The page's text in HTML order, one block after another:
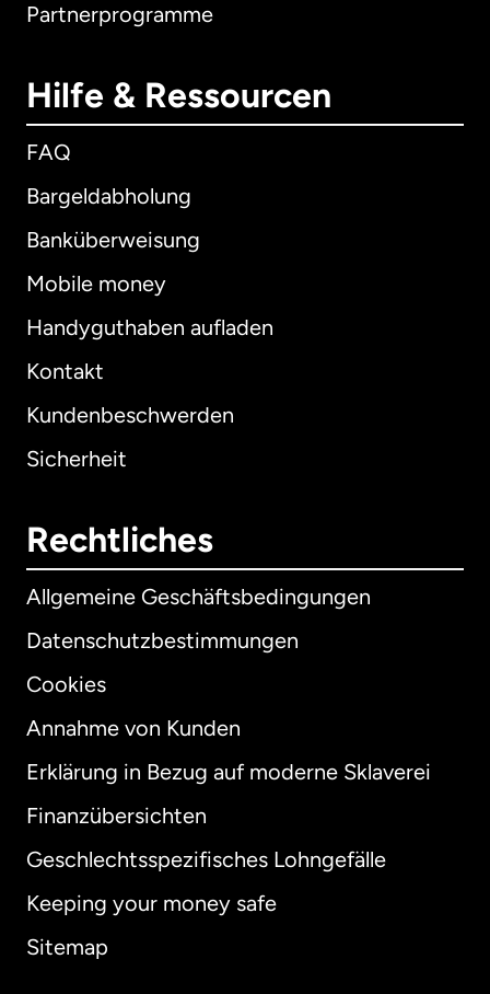
Partnerprogramme
Hilfe & Ressourcen
FAQ
Bargeldabholung
Banküberweisung
Mobile money
Handyguthaben aufladen
Kontakt
Kundenbeschwerden
Sicherheit
Rechtliches
Allgemeine Geschäftsbedingungen
Datenschutzbestimmungen
Cookies
Annahme von Kunden
Erklärung in Bezug auf moderne Sklaverei
Finanzübersichten
Geschlechtsspezifisches Lohngefälle
Keeping your money safe
Sitemap
International English
Australien